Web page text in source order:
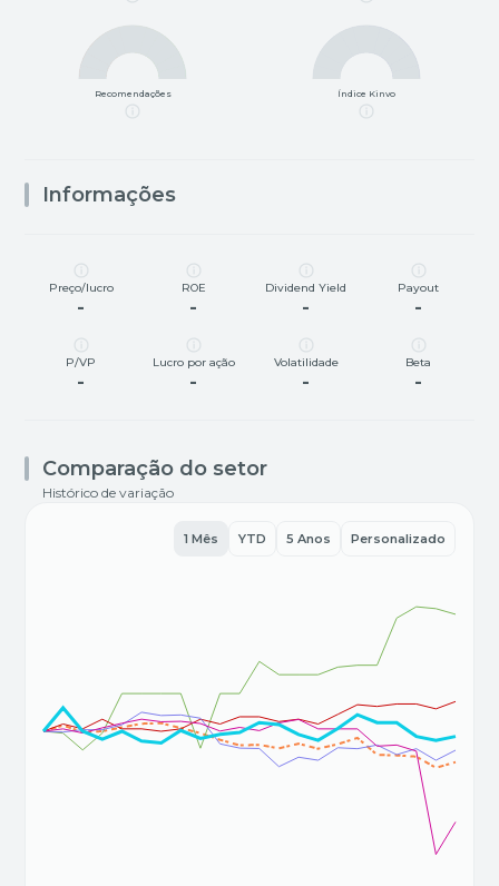
Recomendações Índice Kinvo
Informações
Preço/lucro
-
ROE
-
Dividend Yield
-
Payout
-
P/VP
-
Lucro por ação
-
Volatilidade
-
Beta
-
Comparação do setor
Histórico de variação
1 Mês YTD 5 Anos Personalizado